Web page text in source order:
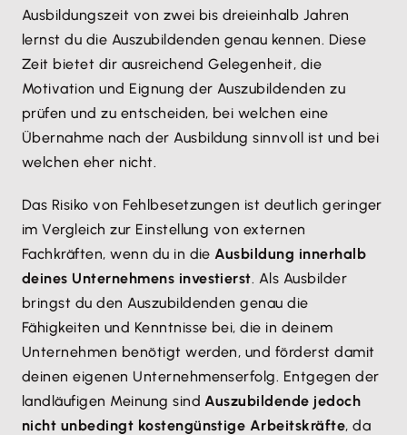
Ausbildungszeit von zwei bis dreieinhalb Jahren
lernst du die Auszubildenden genau kennen. Diese
Zeit bietet dir ausreichend Gelegenheit, die
Motivation und Eignung der Auszubildenden zu
prüfen und zu entscheiden, bei welchen eine
Übernahme nach der Ausbildung sinnvoll ist und bei
welchen eher nicht.
Das Risiko von Fehlbesetzungen ist deutlich geringer
im Vergleich zur Einstellung von externen
Fachkräften, wenn du in dieAusbildung innerhalb
deines Unternehmens investierst. Als Ausbilder
bringst du den Auszubildenden genau die
Fähigkeiten und Kenntnisse bei, die in deinem
Unternehmen benötigt werden, und förderst damit
deinen eigenen Unternehmenserfolg. Entgegen der
landläufigen Meinung sindAuszubildende jedoch
nicht unbedingt kostengünstige Arbeitskräfte, da